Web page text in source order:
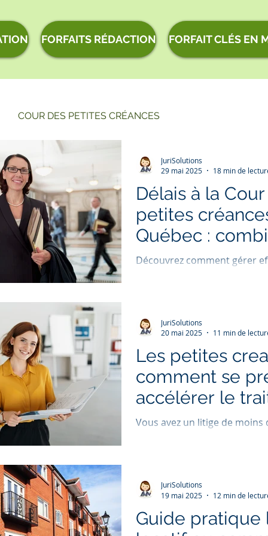
FORFAITS RÉDACTION FORFAIT CLÉS EN
COUR DES PETITES CRÉANCES
AFFAIRES AU QUÉBEC LITIGES COMMERCIAUX
MISE EN DEMEURE PREUVES ET DOCUMENTS
POUR ENTREPRENEURS CONSEILS POUR LE
Délais à la
petites
Québec :
temps
créances avocat
Découvrez comment gérer
processus.
JuriSolutions
29 mai 2025
18 min de
Les petites
comment se
accélérer le
de votre
Vous avez un litige de moins
avocat petites créances
erreurs, comprendre vos
procédure devant la Cour
créances au Québec. Service
JuriSolutions
20 mai 2025
11 min de
Guide pratique
JuriSolutions
19 mai 2025
12 min de